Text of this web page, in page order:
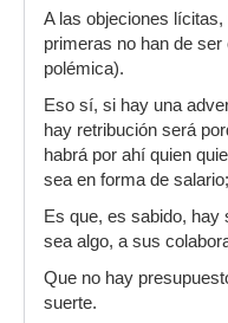
A las objeciones
primeras no han de
polémica).
Eso sí, si hay una
hay retribución será
habrá por ahí quien
sea en forma de
Es que, es sabido, hay
sea algo, a sus
Que no hay
suerte.